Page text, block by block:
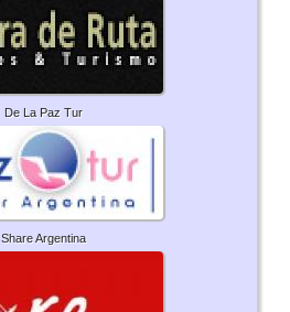
De La Paz Tur
Share Argentina